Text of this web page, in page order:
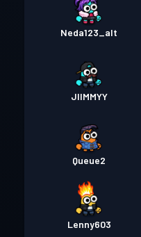
Neda123_alt
JIIMMYY
Queue2
Lenny603